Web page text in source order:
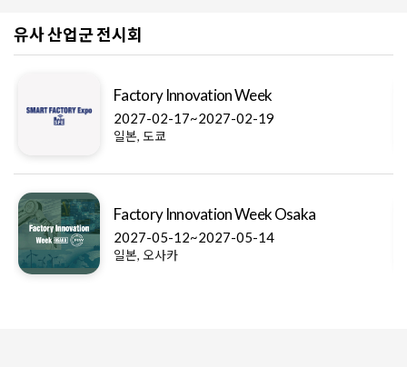
유사 산업군 전시회
Factory Innovation Week
2027-02-17~2027-02-19
일본, 도쿄
Factory Innovation Week Osaka
2027-05-12~2027-05-14
일본, 오사카